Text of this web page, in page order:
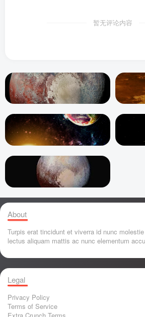
暂无评论内容
About
Turpis erat tincidunt et viverra id nunc
lectus aliquam mattis ac nunc elementum
Legal
Privacy Policy
Terms of Service